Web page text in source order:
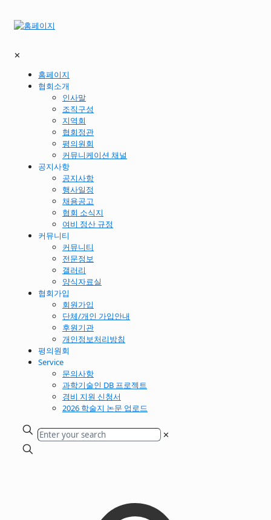
✕
홈페이지
협회소개
인사말
조직구성
지역회
협회정관
평의원회
커뮤니케이션 채널
공지사항
공지사항
행사일정
채용공고
협회 소식지
여비 정산 규정
커뮤니티
커뮤니티
전문정보
갤러리
양식자료실
협회가입
회원가입
단체/개인 가입안내
후원기관
개인정보처리방침
평의원회
Service
문의사항
과학기술인 DB 프로젝트
경비 지원 신청서
2026 학술지 논문 업로드
✕